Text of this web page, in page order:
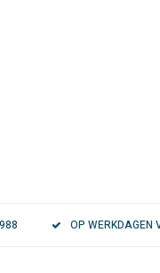
OP WERKDAGEN